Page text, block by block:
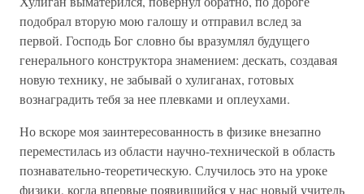
подобрал вторую мою галошу и отправил вслед за
первой. Господь Бог словно бы вразумлял будущего
генерального конструктора знамением: дескать, создавая
новую технику, не забывай о хулиганах, готовых
вознаградить тебя за нее плевками и оплеухами.
Но вскоре моя заинтересованность в физике внезапно
переместилась из области научно-технической в область
познавательно-теоретическую. Случилось это на уроке
физики, когда впервые появившийся у нас новый учитель